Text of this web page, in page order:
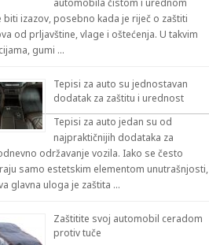
automobila čistom i urednom
biti izazov, posebno kada je riječ o zaštiti
od prljavštine, vlage i oštećenja. U takvim
gumi …
Tepisi za auto su jednostavan
dodatak za zaštitu i urednost
Tepisi za auto jedan su od
najpraktičnijih dodataka za
održavanje vozila. Iako se često
samo estetskim elementom unutrašnjosti,
glavna uloga je zaštita …
Zaštitite svoj automobil ceradom
protiv tuče